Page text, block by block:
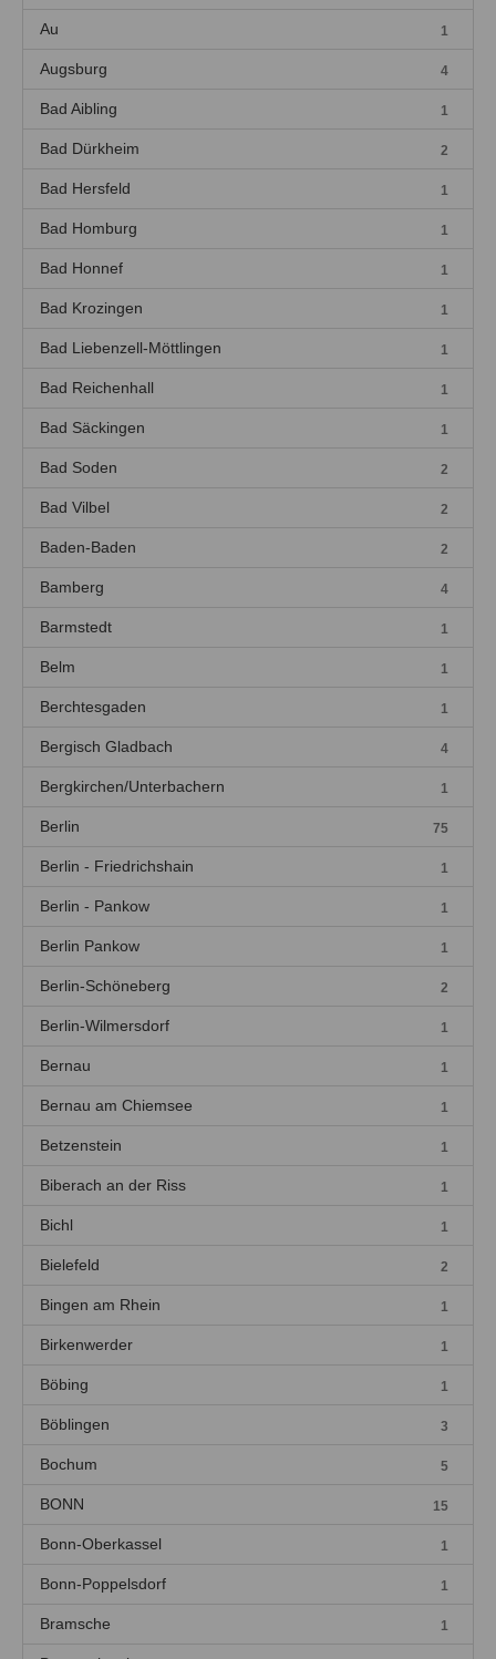
Au 1
Augsburg 4
Bad Aibling 1
Bad Dürkheim 2
Bad Hersfeld 1
Bad Homburg 1
Bad Honnef 1
Bad Krozingen 1
Bad Liebenzell-Möttlingen 1
Bad Reichenhall 1
Bad Säckingen 1
Bad Soden 2
Bad Vilbel 2
Baden-Baden 2
Bamberg 4
Barmstedt 1
Belm 1
Berchtesgaden 1
Bergisch Gladbach 4
Bergkirchen/Unterbachern 1
Berlin 75
Berlin - Friedrichshain 1
Berlin - Pankow 1
Berlin Pankow 1
Berlin-Schöneberg 2
Berlin-Wilmersdorf 1
Bernau 1
Bernau am Chiemsee 1
Betzenstein 1
Biberach an der Riss 1
Bichl 1
Bielefeld 2
Bingen am Rhein 1
Birkenwerder 1
Böbing 1
Böblingen 3
Bochum 5
BONN 15
Bonn-Oberkassel 1
Bonn-Poppelsdorf 1
Bramsche 1